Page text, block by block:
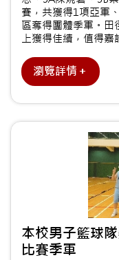
賽，共獲得1項亞軍
區奪得團體季軍。田
上獲得佳績，值得嘉
瀏覽詳情＋
本校男子籃球
比賽季軍